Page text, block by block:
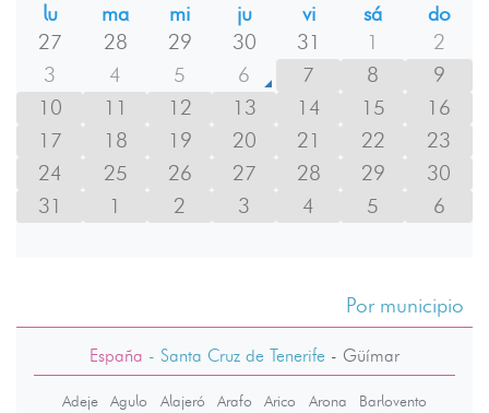
lu
ma mi ju vi sá
do
27
28 29 30 31 1
2
3
4 5 6 7 8
9
10
11 12 13 14 15
16
17
18 19 20 21 22
23
24
25 26 27 28 29
30
31
1 2 3 4 5 6
Por municipio
España - Santa Cruz de Tenerife - Güímar
Adeje Agulo Alajeró Arafo Arico Arona
Barlovento